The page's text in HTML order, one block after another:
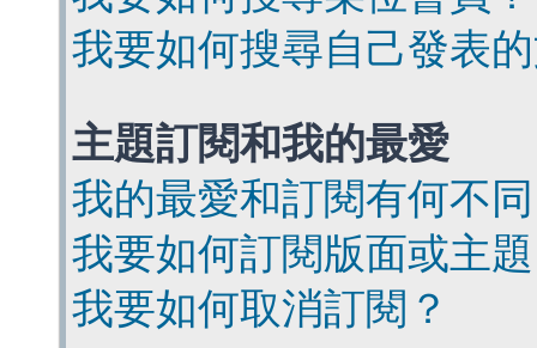
我要如何搜尋自己發表
主題訂閱和我的最愛
我的最愛和訂閱有何不
我要如何訂閱版面或主
我要如何取消訂閱？